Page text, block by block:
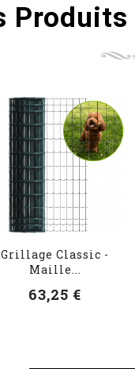
Grillage Classic -
Maille...
63,25 €